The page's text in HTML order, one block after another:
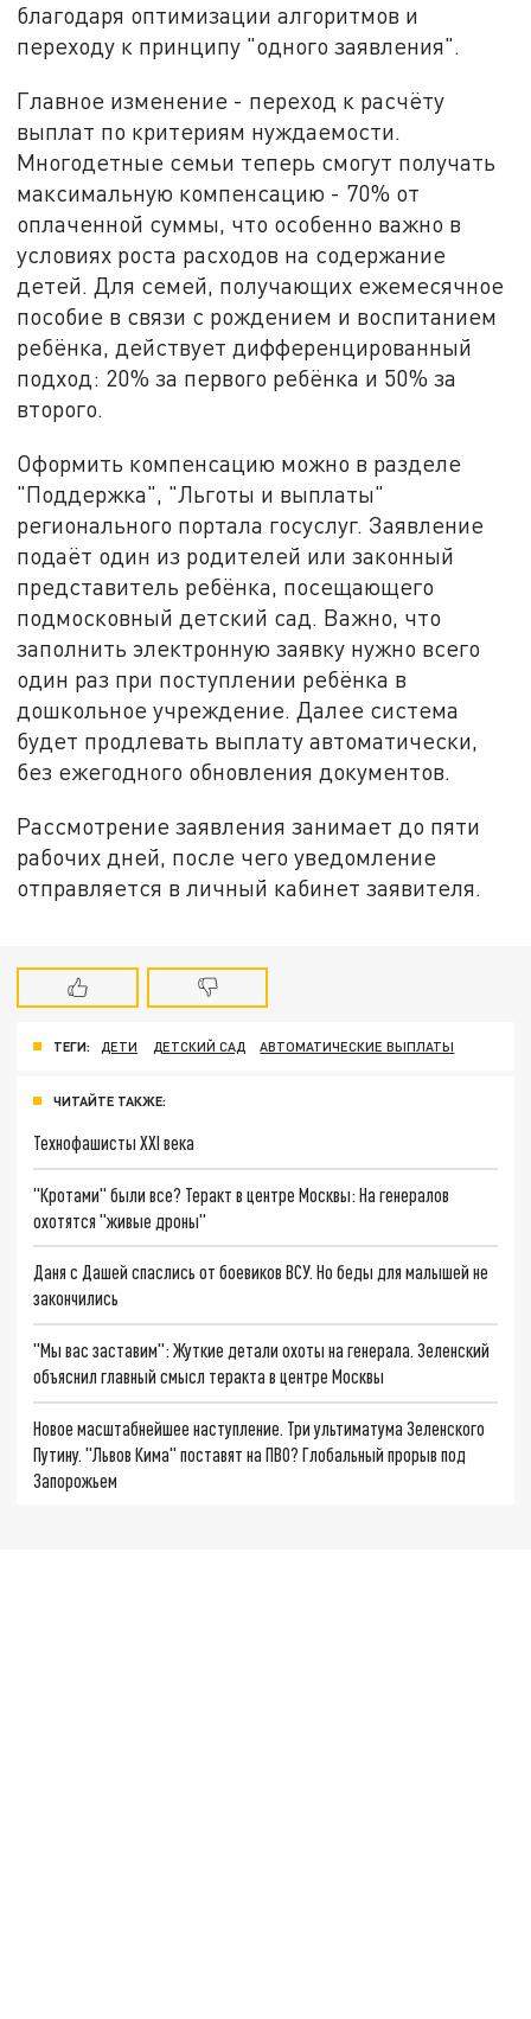
благодаря оптимизации алгоритмов и
переходу к принципу "одного заявления".
Главное изменение - переход к расчёту
выплат по критериям нуждаемости.
Многодетные семьи теперь смогут получать
максимальную компенсацию - 70% от
оплаченной суммы, что особенно важно в
условиях роста расходов на содержание
детей. Для семей, получающих ежемесячное
пособие в связи с рождением и воспитанием
ребёнка, действует дифференцированный
подход: 20% за первого ребёнка и 50% за
второго.
Оформить компенсацию можно в разделе
"Поддержка", "Льготы и выплаты"
регионального портала госуслуг. Заявление
подаёт один из родителей или законный
представитель ребёнка, посещающего
подмосковный детский сад. Важно, что
заполнить электронную заявку нужно всего
один раз при поступлении ребёнка в
дошкольное учреждение. Далее система
будет продлевать выплату автоматически,
без ежегодного обновления документов.
Рассмотрение заявления занимает до пяти
рабочих дней, после чего уведомление
отправляется в личный кабинет заявителя.
ТЕГИ: ДЕТИ ДЕТСКИЙ САД АВТОМАТИЧЕСКИЕ ВЫПЛАТЫ
ЧИТАЙТЕ ТАКЖЕ:
Технофашисты XXI века
"Кротами" были все? Теракт в центре Москвы: На генералов
охотятся "живые дроны"
Даня с Дашей спаслись от боевиков ВСУ. Но беды для малышей не
закончились
"Мы вас заставим": Жуткие детали охоты на генерала. Зеленский
объяснил главный смысл теракта в центре Москвы
Новое масштабнейшее наступление. Три ультиматума Зеленского
Путину. "Львов Кима" поставят на ПВО? Глобальный прорыв под
Запорожьем